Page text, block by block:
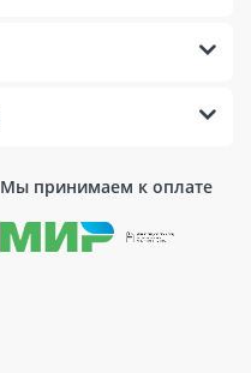
Мы принимаем к оплате